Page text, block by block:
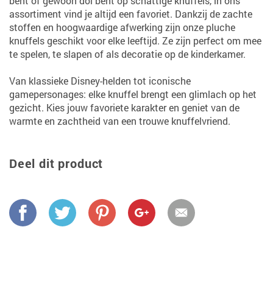
assortiment vind je altijd een favoriet. Dankzij de zachte
stoffen en hoogwaardige afwerking zijn onze pluche
knuffels geschikt voor elke leeftijd. Ze zijn perfect om mee
te spelen, te slapen of als decoratie op de kinderkamer.
Van klassieke Disney-helden tot iconische
gamepersonages: elke knuffel brengt een glimlach op het
gezicht. Kies jouw favoriete karakter en geniet van de
warmte en zachtheid van een trouwe knuffelvriend.
Deel dit product